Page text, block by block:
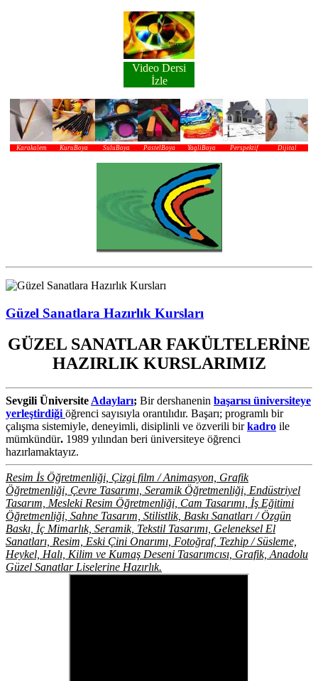
Video Dersi
İzle
Karakalem KuruBoya SuluBoya PastelBoya YagliBoya Perspektif Dijital
Güzel Sanatlara Hazırlık Kursları
GÜZEL SANATLAR FAKÜLTELERİNE
HAZIRLIK KURSLARIMIZ
Sevgili Üniversite Adayları; Bir dershanenin başarısı üniversiteye
yerleştirdiği öğrenci sayısıyla orantılıdır. Başarı; programlı bir
çalışma sistemiyle, deneyimli, disiplinli ve özverili birkadro ile
mümkündür. 1989 yılından beri üniversiteye öğrenci
hazırlamaktayız.
Resim İs Öğretmenliği, Çizgi film / Animasyon, Grafik
Öğretmenliği, Çevre Tasarımı, Seramik Öğretmenliği, Endüstriyel
Tasarım, Mesleki Resim Öğretmenliği, Cam Tasarımı, İş Eğitimi
Öğretmenliği, Sahne Tasarım, Stilistlik, Baskı Sanatları / Özgün
Baskı, İç Mimarlık, Seramik, Tekstil Tasarımı, Geleneksel El
Sanatları, Resim, Eski Çini Onarımı, Fotoğraf, Tezhip / Süsleme,
Heykel, Halı, Kilim ve Kumaş Deseni Tasarımcısı, Grafik, Anadolu
Güzel Sanatlar Liselerine Hazırlık.